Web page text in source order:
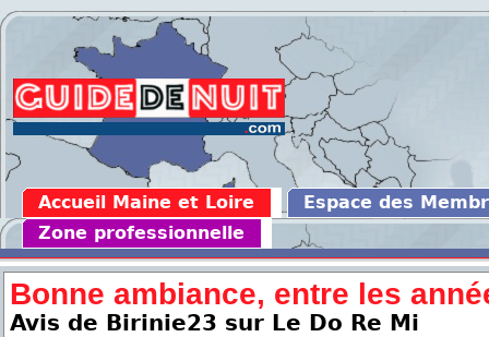
Accueil Maine et Loire
Espace des
Zone professionnelle
Bonne ambiance, entre les
Avis de Birinie23 sur Le Do Re Mi